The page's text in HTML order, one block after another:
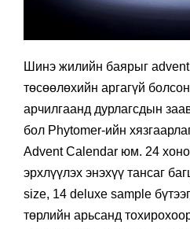
Шинэ жилийн баярыг advent
төсөөлөхийн аргагүй
арчилгаанд дурлагсдын
бол Phytomer-ийн
Advent Calendar юм. 24
эрхлүүлэх энэхүү тансаг
size, 14 deluxe sample
төрлийн арьсанд